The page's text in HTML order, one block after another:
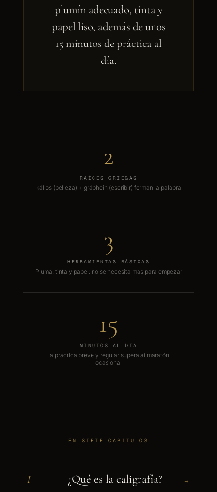
plumín adecuado, tinta y
papel liso, además de unos
15 minutos de práctica al
día.
2
RAÍCES GRIEGAS
kállos (belleza) + gráphein (escribir) forman la palabra
3
HERRAMIENTAS BÁSICAS
Pluma, tinta y papel: no se necesita más para empezar
15
MINUTOS AL DÍA
la práctica breve y regular supera al maratón
ocasional
EN SIETE CAPÍTULOS
I ¿Qué es la caligrafía? →